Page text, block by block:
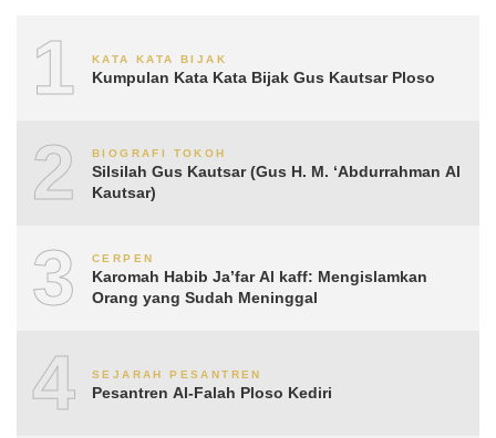
1 KATA KATA BIJAK
Kumpulan Kata Kata Bijak Gus Kautsar Ploso
2 BIOGRAFI TOKOH
Silsilah Gus Kautsar (Gus H. M. ‘Abdurrahman Al
Kautsar)
3 CERPEN
Karomah Habib Ja’far Al kaff: Mengislamkan
Orang yang Sudah Meninggal
4 SEJARAH PESANTREN
Pesantren Al-Falah Ploso Kediri